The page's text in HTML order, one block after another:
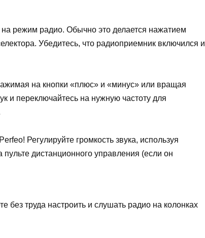
на режим радио. Обычно это делается нажатием
Убедитесь, что радиоприемник включился и
на кнопки «плюс» и «минус» или вращая
и переключайтесь на нужную частоту для
Регулируйте громкость звука, используя
дистанционного управления (если он
без труда настроить и слушать радио на колонках